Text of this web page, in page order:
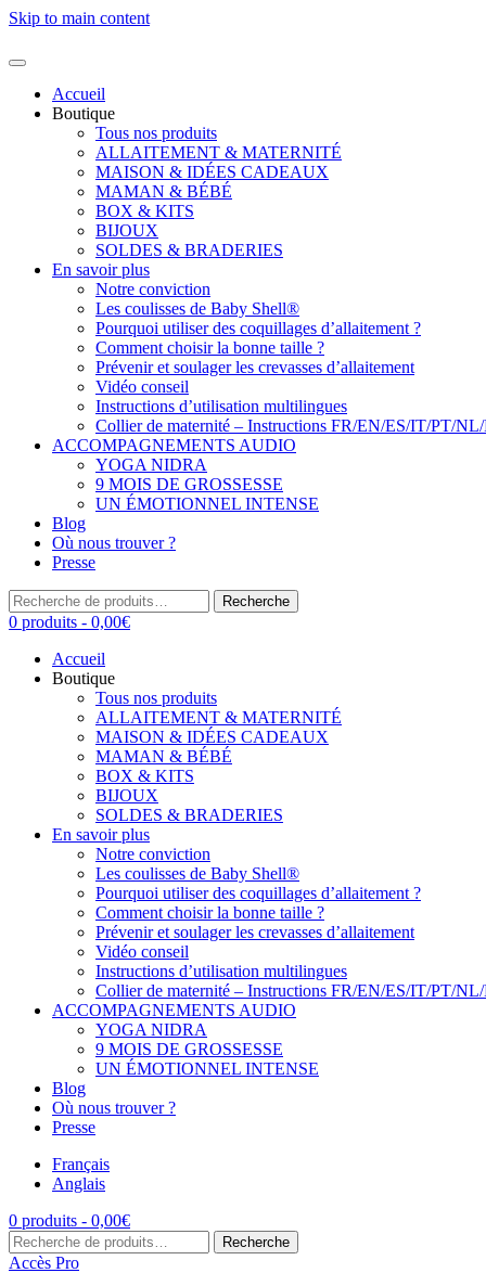
Skip to main content
Accueil
Boutique
Tous nos produits
ALLAITEMENT & MATERNITÉ
MAISON & IDÉES CADEAUX
MAMAN & BÉBÉ
BOX & KITS
BIJOUX
SOLDES & BRADERIES
En savoir plus
Notre conviction
Les coulisses de Baby Shell®
Pourquoi utiliser des coquillages d’allaitement ?
Comment choisir la bonne taille ?
Prévenir et soulager les crevasses d’allaitement
Vidéo conseil
Instructions d’utilisation multilingues
Collier de maternité – Instructions FR/EN/ES/IT/PT/
ACCOMPAGNEMENTS AUDIO
YOGA NIDRA
9 MOIS DE GROSSESSE
UN ÉMOTIONNEL INTENSE
Blog
Où nous trouver ?
Presse
Recherche
pour :
Recherche
0 produits - 0,00€
Accueil
Boutique
Tous nos produits
ALLAITEMENT & MATERNITÉ
MAISON & IDÉES CADEAUX
MAMAN & BÉBÉ
BOX & KITS
BIJOUX
SOLDES & BRADERIES
En savoir plus
Notre conviction
Les coulisses de Baby Shell®
Pourquoi utiliser des coquillages d’allaitement ?
Comment choisir la bonne taille ?
Prévenir et soulager les crevasses d’allaitement
Vidéo conseil
Instructions d’utilisation multilingues
Collier de maternité – Instructions FR/EN/ES/IT/PT/
ACCOMPAGNEMENTS AUDIO
YOGA NIDRA
9 MOIS DE GROSSESSE
UN ÉMOTIONNEL INTENSE
Blog
Où nous trouver ?
Presse
Français
Anglais
0 produits - 0,00€
Recherche
pour :
Recherche
Accès Pro